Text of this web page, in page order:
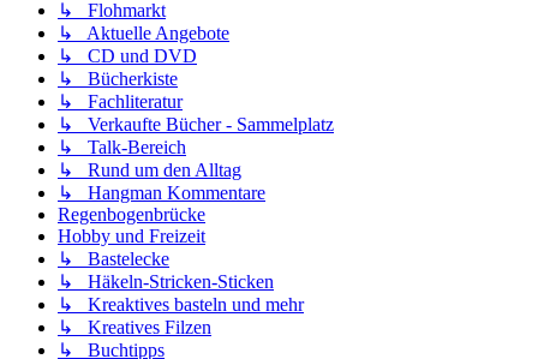
↳ Flohmarkt
↳ Aktuelle Angebote
↳ CD und DVD
↳ Bücherkiste
↳ Fachliteratur
↳ Verkaufte Bücher - Sammelplatz
↳ Talk-Bereich
↳ Rund um den Alltag
↳ Hangman Kommentare
Regenbogenbrücke
Hobby und Freizeit
↳ Bastelecke
↳ Häkeln-Stricken-Sticken
↳ Kreaktives basteln und mehr
↳ Kreatives Filzen
↳ Buchtipps